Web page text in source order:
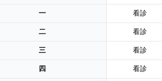
一
看診
二
看診
三
看診
四
看診